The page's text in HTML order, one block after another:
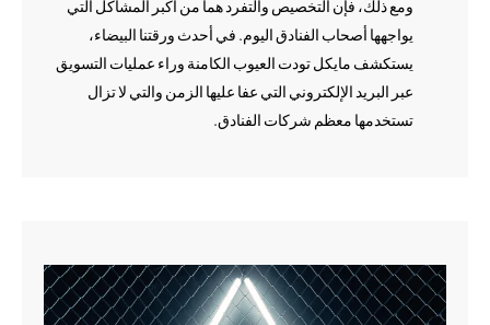
ومع ذلك، فإن التخصيص والتفرد هما من أكبر المشاكل التي
يواجهها أصحاب الفنادق اليوم. في أحدث ورقتنا البيضاء،
يستكشف مايكل تودت العيوب الكامنة وراء عمليات التسويق
عبر البريد الإلكتروني التي عفا عليها الزمن والتي لا تزال
تستخدمها معظم شركات الفنادق.